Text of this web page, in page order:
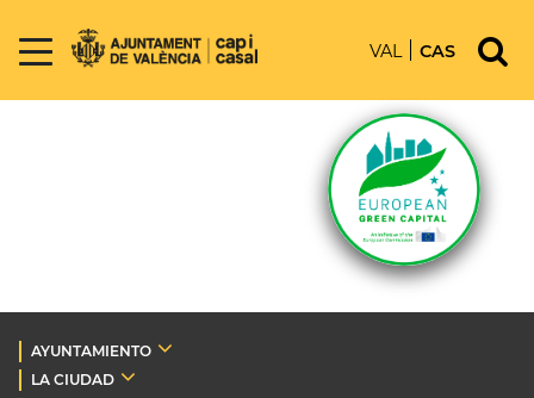
VAL CAS
AYUNTAMIENTO
LA CIUDAD